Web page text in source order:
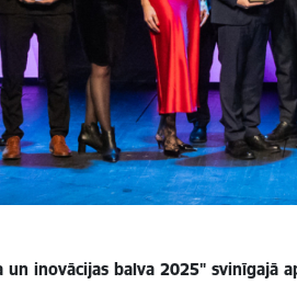
inovācijas balva 2025" svinīgajā